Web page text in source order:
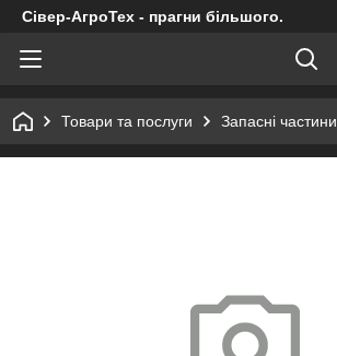
Сівер-АгроТех - прагни більшого.
Товари та послуги Запасні частини